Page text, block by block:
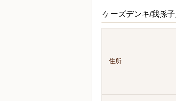
ケーズデンキ/我孫
住所